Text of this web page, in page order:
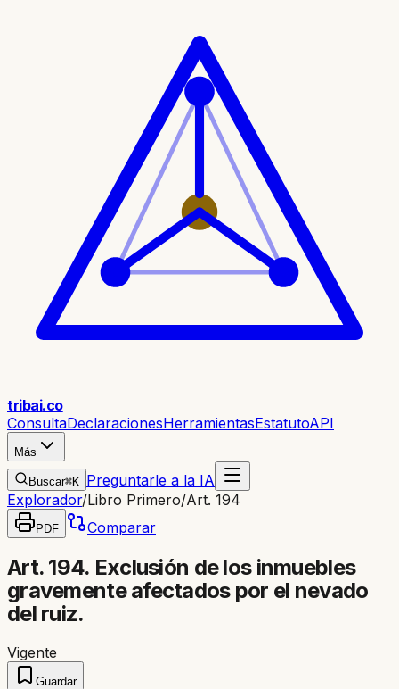
tribai.co
ConsultaDeclaracionesHerramientasEstatutoAPI
Más
Buscar⌘K Preguntarle a la IA
Explorador/Libro Primero/Art. 194
PDF Comparar
Art. 194. Exclusión de los inmuebles
gravemente afectados por el nevado
del ruiz.
Vigente
Guardar